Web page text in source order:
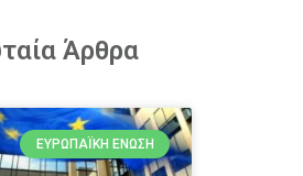
Άρθρα
ΕΥΡΩΠΑΪΚΉ ΈΝΩΣΗ